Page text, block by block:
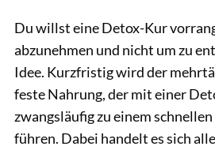
Du willst eine Detox-Kur
abzunehmen und nicht um zu
Idee. Kurzfristig wird der
feste Nahrung, der mit einer
zwangsläufig zu einem
führen. Dabei handelt es sich